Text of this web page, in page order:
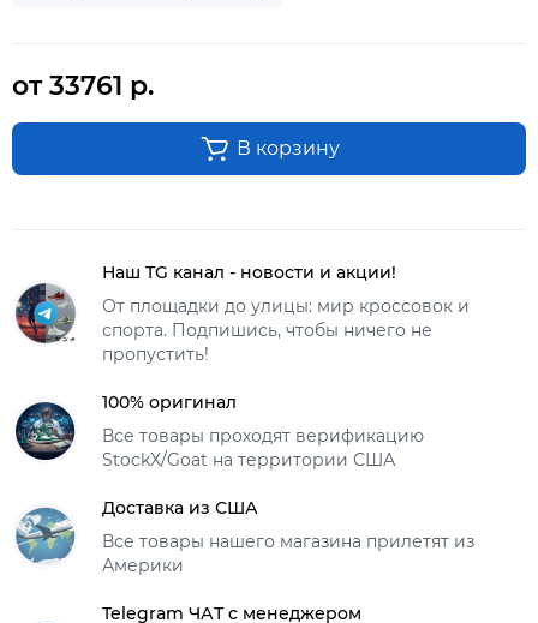
от 33761 р.
В корзину
Наш TG канал - новости и акции!
От площадки до улицы: мир кроссовок и
спорта. Подпишись, чтобы ничего не
пропустить!
100% оригинал
Все товары проходят верификацию
StockX/Goat на территории США
Доставка из США
Все товары нашего магазина прилетят из
Америки
Telegram ЧАТ с менеджером